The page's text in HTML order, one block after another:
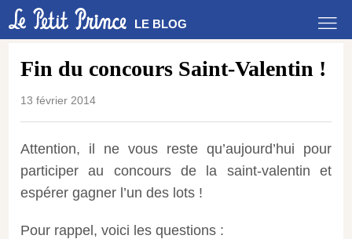
LE BLOG
Fin du concours Saint-Valentin !
13 février 2014
Attention, il ne vous reste qu’aujourd’hui pour
participer au concours de la saint-valentin et
espérer gagner l’un des lots !
Pour rappel, voici les questions :